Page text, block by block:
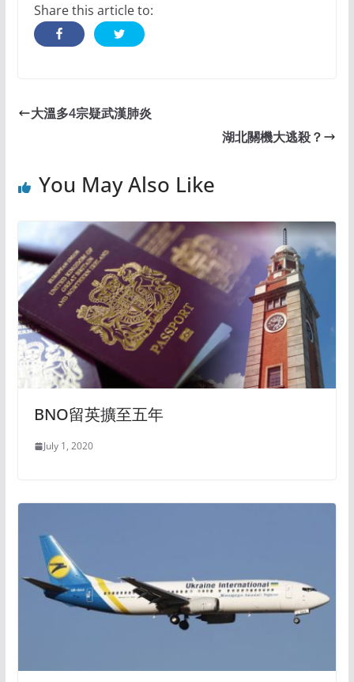
Share this article to:
大溫多4宗疑武漢肺炎
湖北關機大逃殺？
You May Also Like
BNO留英擴至五年
July 1, 2020